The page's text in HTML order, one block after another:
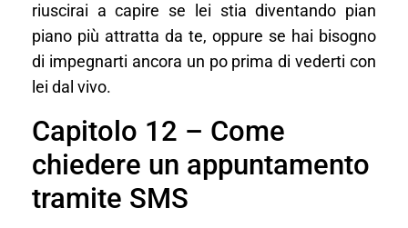
riuscirai a capire se lei stia diventando pian
piano più attratta da te, oppure se hai bisogno
di impegnarti ancora un po prima di vederti con
lei dal vivo.
Capitolo 12 – Come
chiedere un appuntamento
tramite SMS